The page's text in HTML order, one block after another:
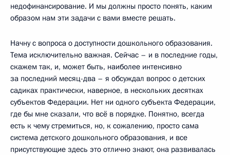
недофинансирование. И мы должны просто понять, каким
образом нам эти задачи с вами вместе решать.
Начну с вопроса о доступности дошкольного образования.
Тема исключительно важная. Сейчас – и в последние годы,
скажем так, и, может быть, наиболее интенсивно
за последний месяц-два – я обсуждал вопрос о детских
садиках практически, наверное, в нескольких десятках
субъектов Федерации. Нет ни одного субъекта Федерации,
где бы мне сказали, что всё в порядке. Понятно, всегда
есть к чему стремиться, но, к сожалению, просто сама
система детского дошкольного образования, и все
присутствующие здесь это отлично знают, она развивалась